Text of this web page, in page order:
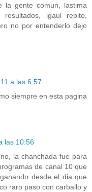
la gente comun, lastima
igaul repito,
no por entenderlo dejo
a las 6:57
siempre en esta pagina
las 10:56
la chanchada fue para
de canal 10 que
desde el dia que
raro paso con carballo y